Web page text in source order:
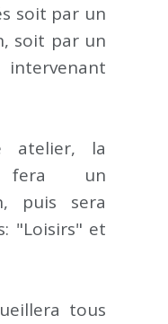
soit par un
soit par un
atelier, la
fera un
puis sera
"Loisirs" et
tous